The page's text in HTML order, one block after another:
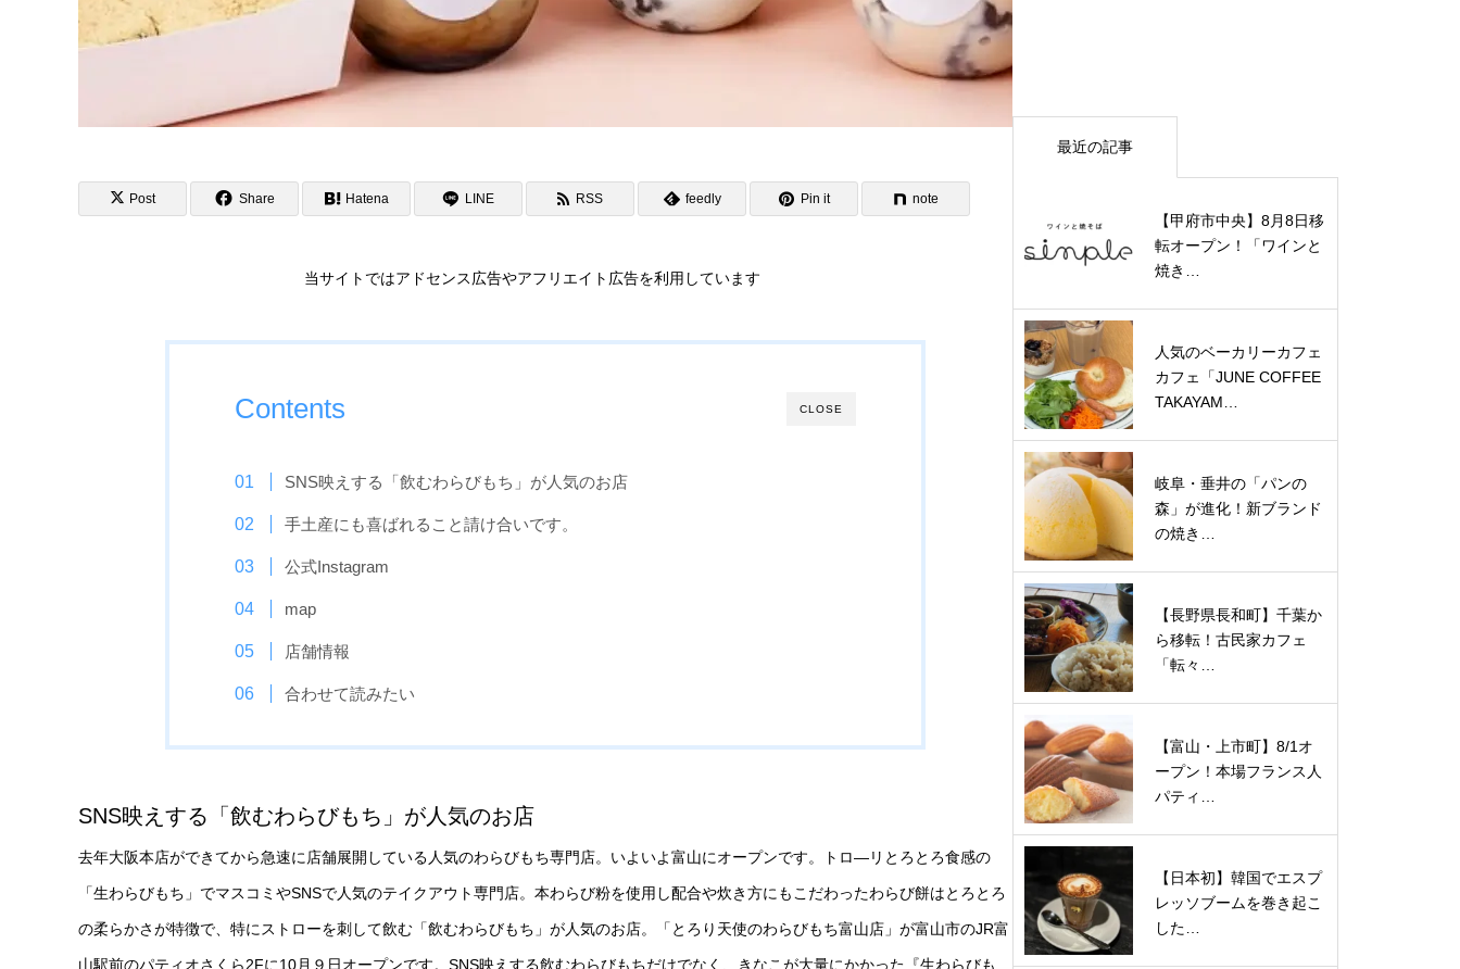
Post Share Hatena LINE RSS feedly Pin it note
当サイトではアドセンス広告やアフリエイト広告を利用しています
CLOSE
Contents
SNS映えする「飲むわらびもち」が人気のお店
手土産にも喜ばれること請け合いです。
公式Instagram
map
店舗情報
合わせて読みたい
SNS映えする「飲むわらびもち」が人気のお店
去年大阪本店ができてから急速に店舗展開している人気のわらびもち専門店。いよいよ富山にオープンです。トロ―リとろとろ食感の
「生わらびもち」でマスコミやSNSで人気のテイクアウト専門店。本わらび粉を使用し配合や炊き方にもこだわったわらび餅はとろとろ
の柔らかさが特徴で、特にストローを刺して飲む「飲むわらびもち」が人気のお店。「とろり天使のわらびもち富山店」が富山市のJR富
山駅前のパティオさくら2Fに10月９日オープンです。SNS映えする飲むわらびもちだけでなく、きなこが大量にかかった『生わらびも
最近の記事
【甲府市中央】8月8日移
転オープン！「ワインと
焼き…
人気のベーカリーカフェ
カフェ「JUNE COFFEE
TAKAYAM…
岐阜・垂井の「パンの
森」が進化！新ブランド
の焼き…
【長野県長和町】千葉か
ら移転！古民家カフェ
「転々…
【富山・上市町】8/1オ
ープン！本場フランス人
パティ…
【日本初】韓国でエスプ
レッソブームを巻き起こ
した…